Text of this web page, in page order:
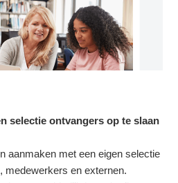
selectie ontvangers op te slaan
aanmaken met een eigen selectie
medewerkers en externen.